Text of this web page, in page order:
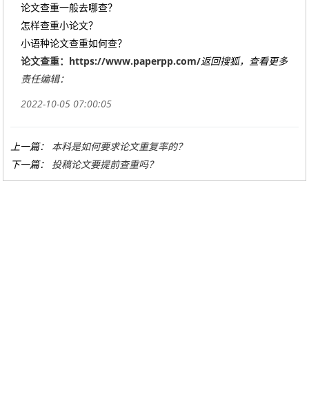
论文查重一般去哪查？
怎样查重小论文？
小语种论文查重如何查？
论文查重：https://www.paperpp.com/返回搜狐，查看更多
责任编辑：
2022-10-05 07:00:05
上一篇： 本科是如何要求论文重复率的？
下一篇： 投稿论文要提前查重吗？